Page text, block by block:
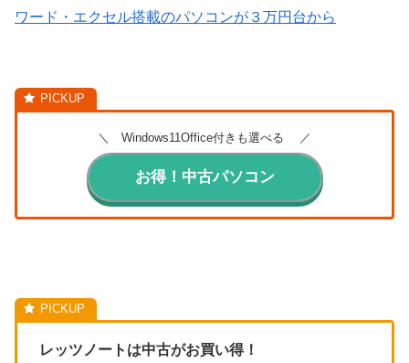
ワード・エクセル搭載のパソコンが３万円台から
＼ Windows11Office付きも選べる ／
お得！中古パソコン
レッツノートは中古がお買い得！